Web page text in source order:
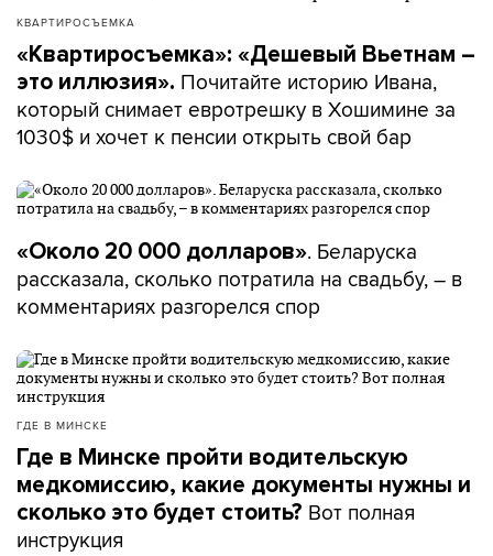
КВАРТИРОСЪЕМКА
«Квартиросъемка»: «Дешевый Вьетнам –
это иллюзия». Почитайте историю Ивана,
который снимает евротрешку в Хошимине за
1030$ и хочет к пенсии открыть свой бар
«Около 20 000 долларов». Беларуска
рассказала, сколько потратила на свадьбу, – в
комментариях разгорелся спор
ГДЕ В МИНСКЕ
Где в Минске пройти водительскую
медкомиссию, какие документы нужны и
сколько это будет стоить? Вот полная
инструкция